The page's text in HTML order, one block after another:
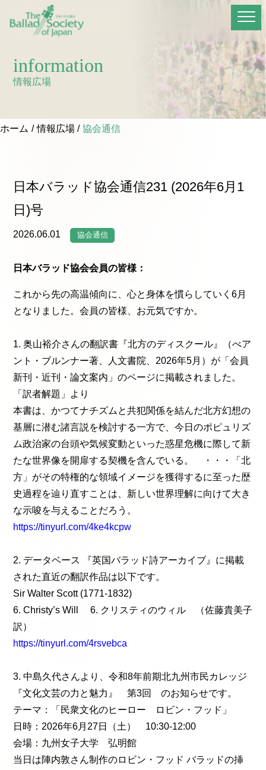
information
情報広場
ホーム 情報広場 協会通信
日本バラッド協会通信231 (2026年6月1
日)号
2026.06.01 協会通信
日本バラッド協会会員の皆様：
これから先の高温傾向に、心と身体を慣らしていく6月
となりました。会員の皆様、お元気ですか。
1. 奥山裕介さんの翻訳書『北方のディスクール』（べア
ント・ブルンナー著、人文書院、2026年5月）が「会員
新刊・近刊・論文案内」のページに掲載されました。
「訳者解題」より
本書は、かつてナチズムと共犯関係を結んだ北方幻想の
基層に潜む諸言説を検討する一方で、今日のポピュリズ
ム政治家の台頭や気候変動といった惑星危機に際して新
たな世界像を開扉する契機を含んでいる。 ・・・「北
方」がその特権的な領域イメージを獲得するに至った歴
史過程を辿り直すことは、新しい世界理解に向けて大き
な示唆を与えることだろう。
https://tinyurl.com/4ke4kcpw
2. データベース 『英国バラッド詩アーカイブ』に掲載
された直近の翻訳作品は以下です。
Sir Walter Scott (1771-1832)
6. Christy’s Will 6. クリスティのウィル （佐藤貴美子
訳）
https://tinyurl.com/4rsvebca
3. 中島久代さんより、令和8年前期北九州市民カレッジ
『文化文芸の力と魅力』 第3回 のお知らせです。
テーマ：「民衆文化のヒーロー ロビン・フッド」
日時：2026年6月27日（土） 10:30-12:00
会場：九州女子大学 弘明館
当日は陣内敦さん制作のロビン・フッド バラッドの挿